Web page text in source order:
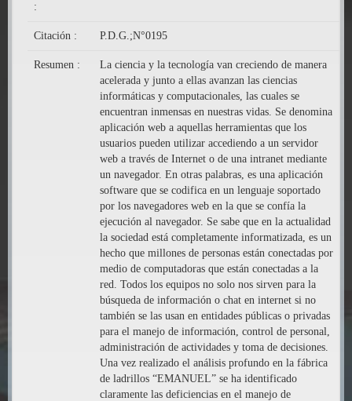
:
Citación : P.D.G.;N°0195
Resumen :
La ciencia y la tecnología van creciendo de manera
acelerada y junto a ellas avanzan las ciencias
informáticas y computacionales, las cuales se
encuentran inmensas en nuestras vidas. Se denomina
aplicación web a aquellas herramientas que los
usuarios pueden utilizar accediendo a un servidor
web a través de Internet o de una intranet mediante
un navegador. En otras palabras, es una aplicación
software que se codifica en un lenguaje soportado
por los navegadores web en la que se confía la
ejecución al navegador. Se sabe que en la actualidad
la sociedad está completamente informatizada, es un
hecho que millones de personas están conectadas por
medio de computadoras que están conectadas a la
red. Todos los equipos no solo nos sirven para la
búsqueda de información o chat en internet si no
también se las usan en entidades públicas o privadas
para el manejo de información, control de personal,
administración de actividades y toma de decisiones.
Una vez realizado el análisis profundo en la fábrica
de ladrillos “EMANUEL” se ha identificado
claramente las deficiencias en el manejo de